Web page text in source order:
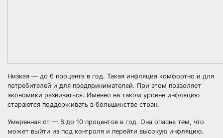
Низкая — до 6 процента в год. Такая инфляция комфортно и для
потребителей и для предпринимателей. При этом позволяет
экономики развиваться. Именно на таком уровне инфляцию
стараются поддерживать в большинстве стран.
Умеренная от — 6 до 10 процентов в год. Она опасна тем, что
может выйти из под контроля и перейти высокую инфляцию.